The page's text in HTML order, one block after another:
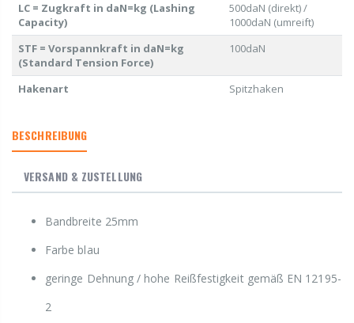
LC = Zugkraft in daN=kg (Lashing
Capacity)
500daN (direkt) /
1000daN (umreift)
STF = Vorspannkraft in daN=kg
(Standard Tension Force)
100daN
Hakenart Spitzhaken
BESCHREIBUNG
VERSAND & ZUSTELLUNG
Bandbreite 25mm
Farbe blau
geringe Dehnung / hohe Reißfestigkeit gemäß EN 12195-
2